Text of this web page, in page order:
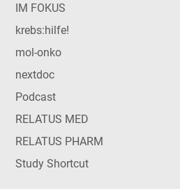
IM FOKUS
krebs:hilfe!
mol-onko
nextdoc
Podcast
RELATUS MED
RELATUS PHARM
Study Shortcut